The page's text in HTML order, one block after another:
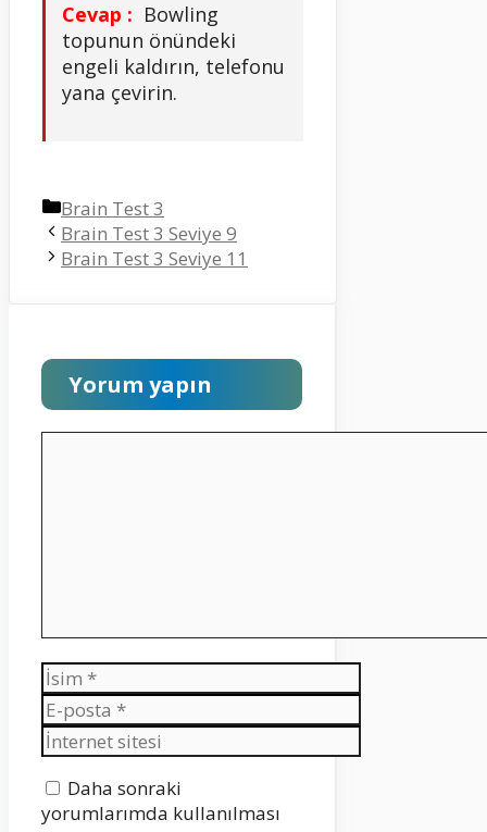
Cevap : Bowling
topunun önündeki
engeli kaldırın, telefonu
yana çevirin.
Kategoriler
Brain Test 3
Brain Test 3 Seviye 9
Brain Test 3 Seviye 11
Yorum yapın
İsim
E-
posta
İnternet
sitesi
Daha sonraki
yorumlarımda kullanılması